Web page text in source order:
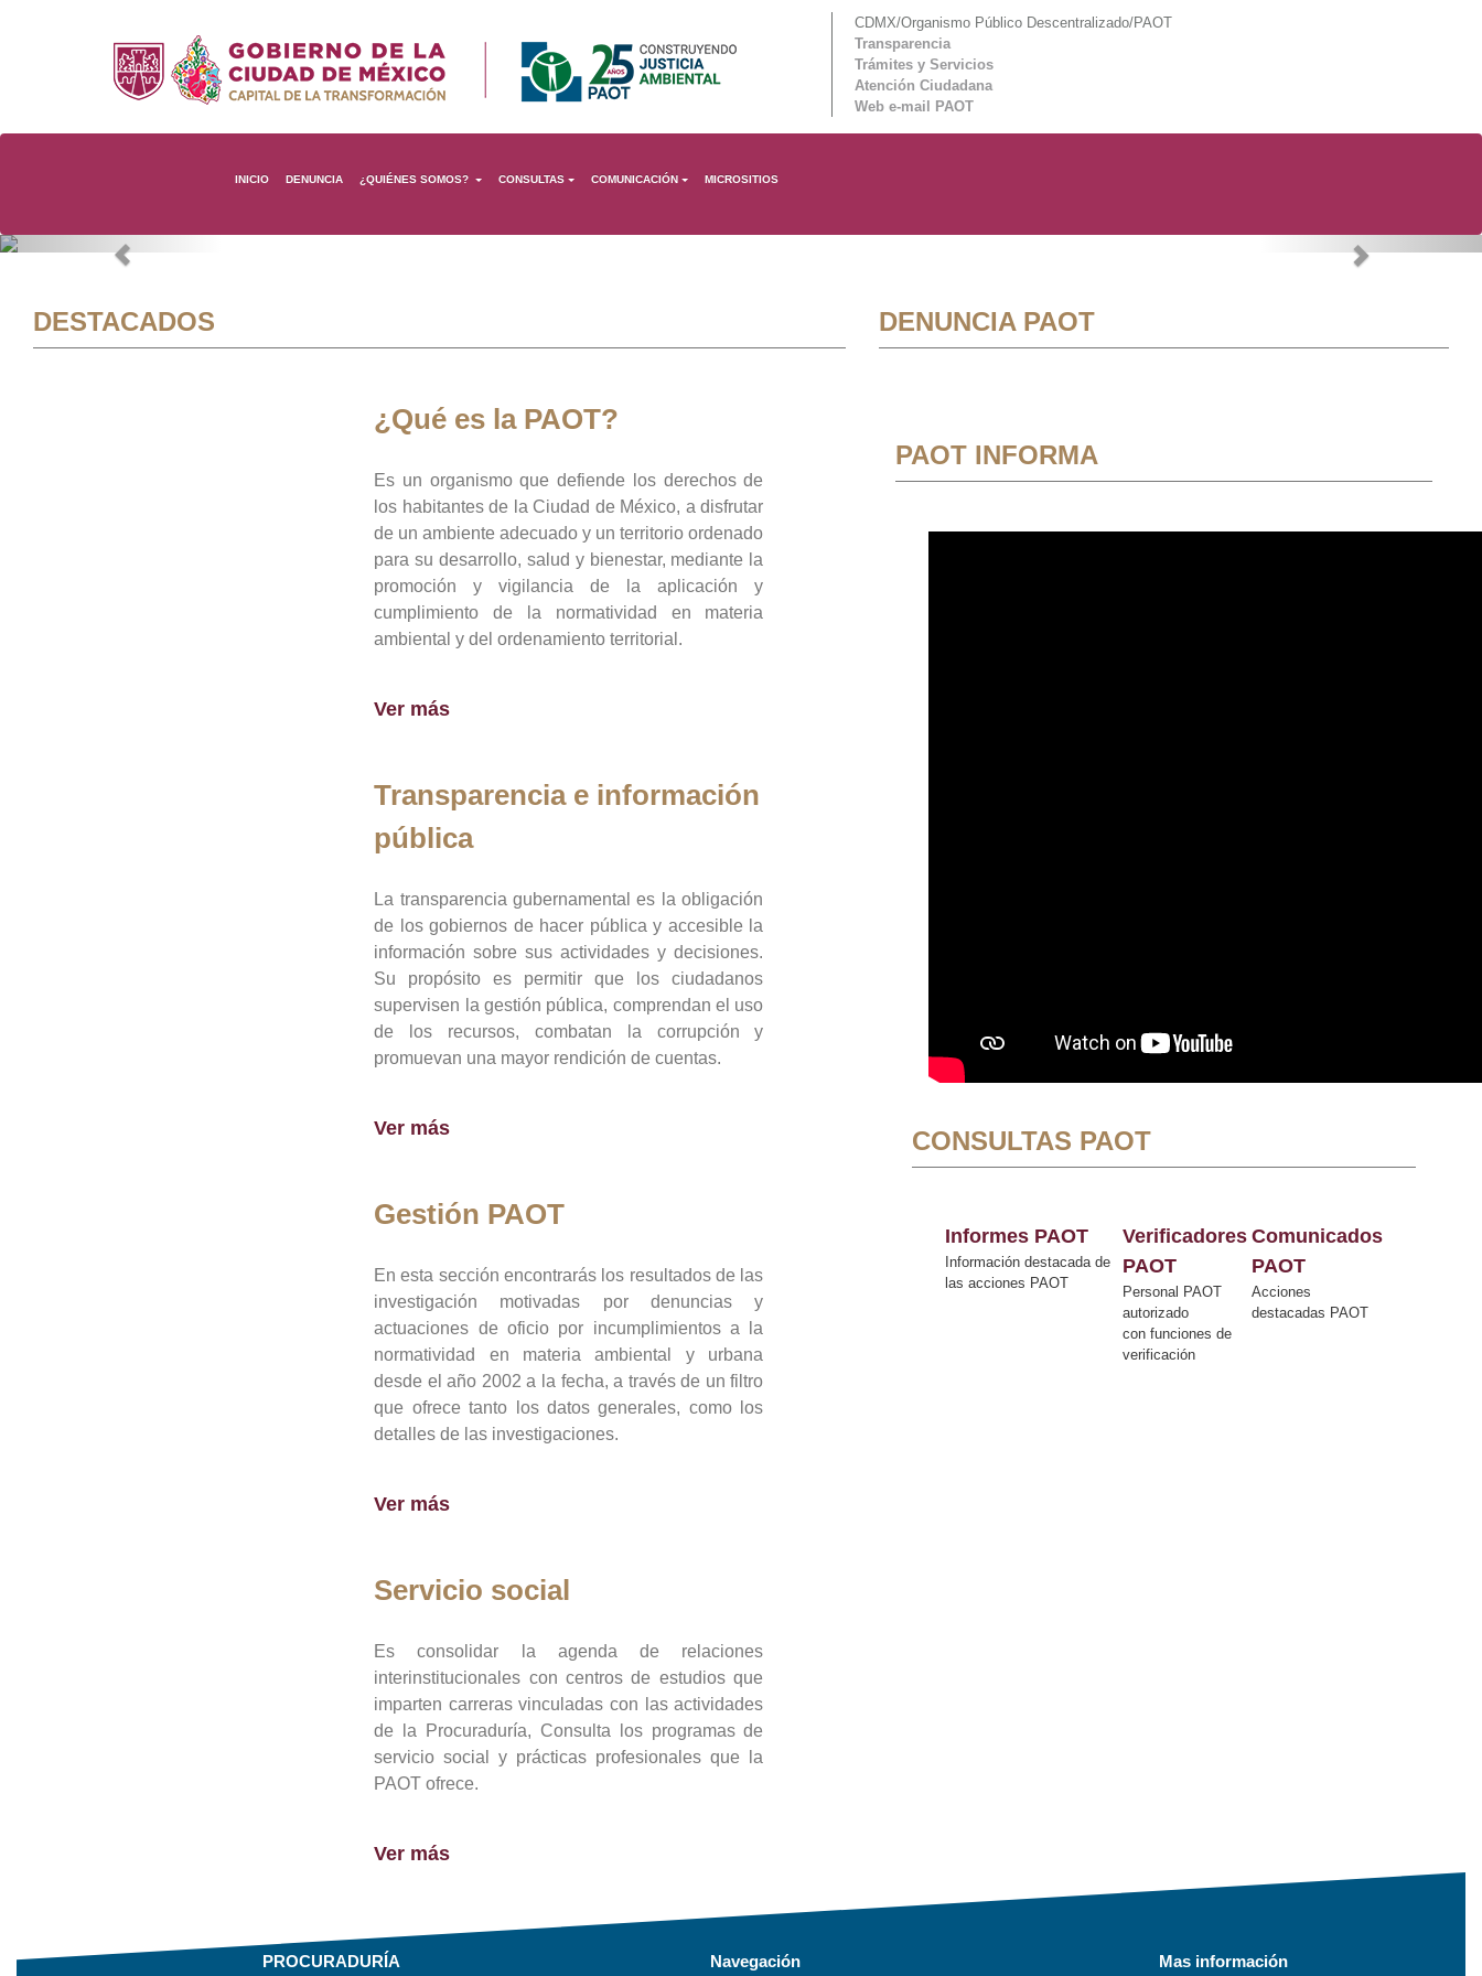
CDMX/Organismo Público Descentralizado/PAOT
Transparencia
Trámites y Servicios
Atención Ciudadana
Web e-mail PAOT
INICIO DENUNCIA ¿QUIÉNES SOMOS? CONSULTAS COMUNICACIÓN MICROSITIOS
Previous Next
DESTACADOS
¿Qué es la PAOT?
Es un organismo que defiende los derechos de
los habitantes de la Ciudad de México, a disfrutar
de un ambiente adecuado y un territorio ordenado
para su desarrollo, salud y bienestar, mediante la
promoción y vigilancia de la aplicación y
cumplimiento de la normatividad en materia
ambiental y del ordenamiento territorial.
Ver más
Transparencia e información
pública
La transparencia gubernamental es la obligación
de los gobiernos de hacer pública y accesible la
información sobre sus actividades y decisiones.
Su propósito es permitir que los ciudadanos
supervisen la gestión pública, comprendan el uso
de los recursos, combatan la corrupción y
promuevan una mayor rendición de cuentas.
Ver más
Gestión PAOT
En esta sección encontrarás los resultados de las
investigación motivadas por denuncias y
actuaciones de oficio por incumplimientos a la
normatividad en materia ambiental y urbana
desde el año 2002 a la fecha, a través de un filtro
que ofrece tanto los datos generales, como los
detalles de las investigaciones.
Ver más
Servicio social
Es consolidar la agenda de relaciones
interinstitucionales con centros de estudios que
imparten carreras vinculadas con las actividades
de la Procuraduría, Consulta los programas de
servicio social y prácticas profesionales que la
PAOT ofrece.
Ver más
DENUNCIA PAOT
PAOT INFORMA
CONSULTAS PAOT
Informes PAOT
Información destacada de
las acciones PAOT
Verificadores
PAOT
Personal PAOT
autorizado
con funciones de
verificación
Comunicados
PAOT
Acciones
destacadas PAOT
PROCURADURÍA Navegación Mas información